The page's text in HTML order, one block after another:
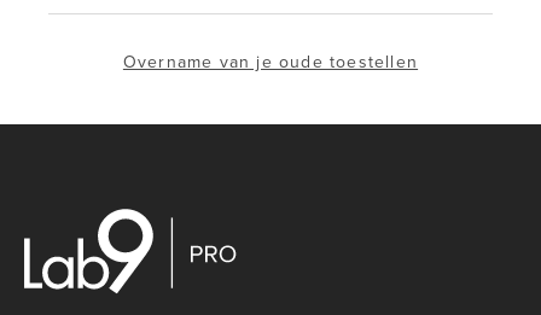
Overname van je oude toestellen